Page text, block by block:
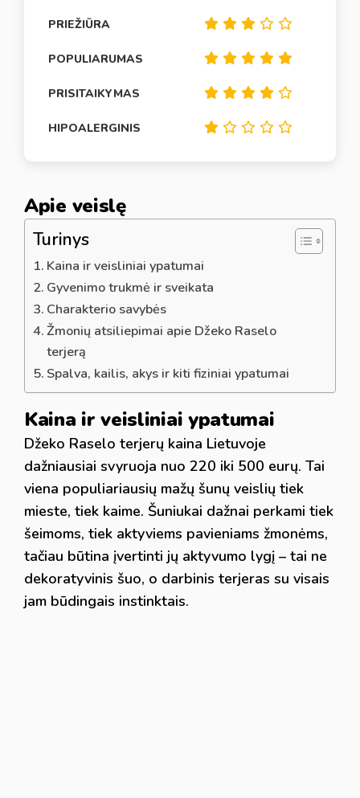
PRIEŽIŪRA
POPULIARUMAS
PRISITAIKYMAS
HIPOALERGINIS
Apie veislę
Turinys
Kaina ir veisliniai ypatumai
Gyvenimo trukmė ir sveikata
Charakterio savybės
Žmonių atsiliepimai apie Džeko Raselo
terjerą
Spalva, kailis, akys ir kiti fiziniai ypatumai
Kaina ir veisliniai ypatumai
Džeko Raselo terjerų kaina Lietuvoje
dažniausiai svyruoja nuo 220 iki 500 eurų. Tai
viena populiariausių mažų šunų veislių tiek
mieste, tiek kaime. Šuniukai dažnai perkami tiek
šeimoms, tiek aktyviems pavieniams žmonėms,
tačiau būtina įvertinti jų aktyvumo lygį – tai ne
dekoratyvinis šuo, o darbinis terjeras su visais
jam būdingais instinktais.